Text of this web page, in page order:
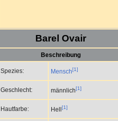
Barel Ovair
Beschreibung
Spezies: Mensch[1]
Geschlecht: männlich[1]
Hautfarbe: Hell[1]